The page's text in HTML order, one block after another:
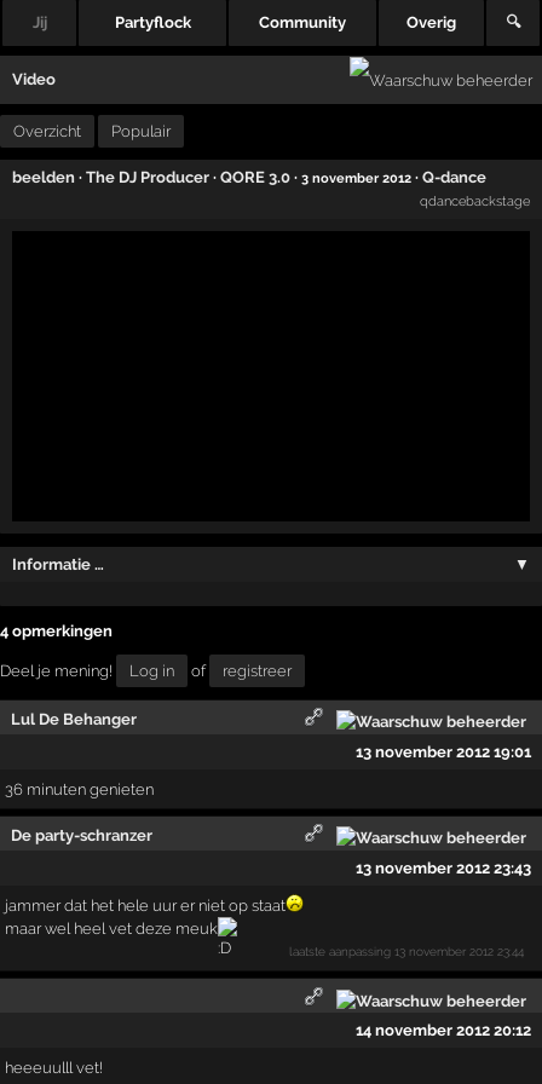
Jij Partyflock Community Overig 🔍
Video
Overzicht Populair
beelden ·The DJ Producer ·QORE 3.0 ·3 november 2012 ·Q-dance
qdancebackstage
Informatie … ▼
4 opmerkingen
Deel je mening! Log in of registreer
Lul De Behanger
13 november 2012 19:01
36 minuten genieten
De party-schranzer
13 november 2012 23:43
jammer dat het hele uur er niet op staat
maar wel heel vet deze meuk
laatste aanpassing13 november 2012 23:44
14 november 2012 20:12
heeeuulll vet!